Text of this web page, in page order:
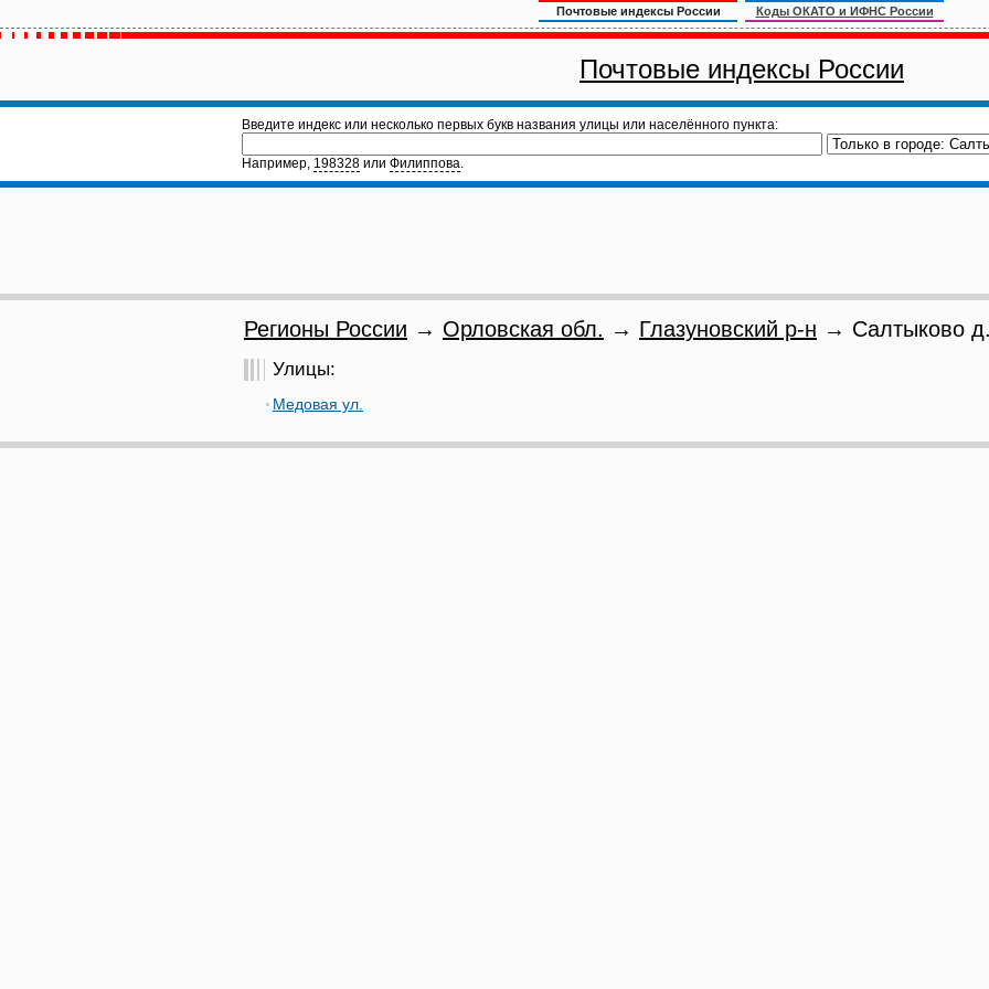
Почтовые индексы России Коды ОКАТО и ИФНС России
Почтовые индексы России
Введите индекс или несколько первых букв названия улицы или населённого пункта:
Например, 198328 или Филиппова.
Регионы России → Орловская обл. → Глазуновский р-н → Салтыково
Улицы:
Медовая ул.